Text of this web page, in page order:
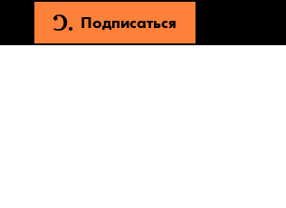
Подписаться